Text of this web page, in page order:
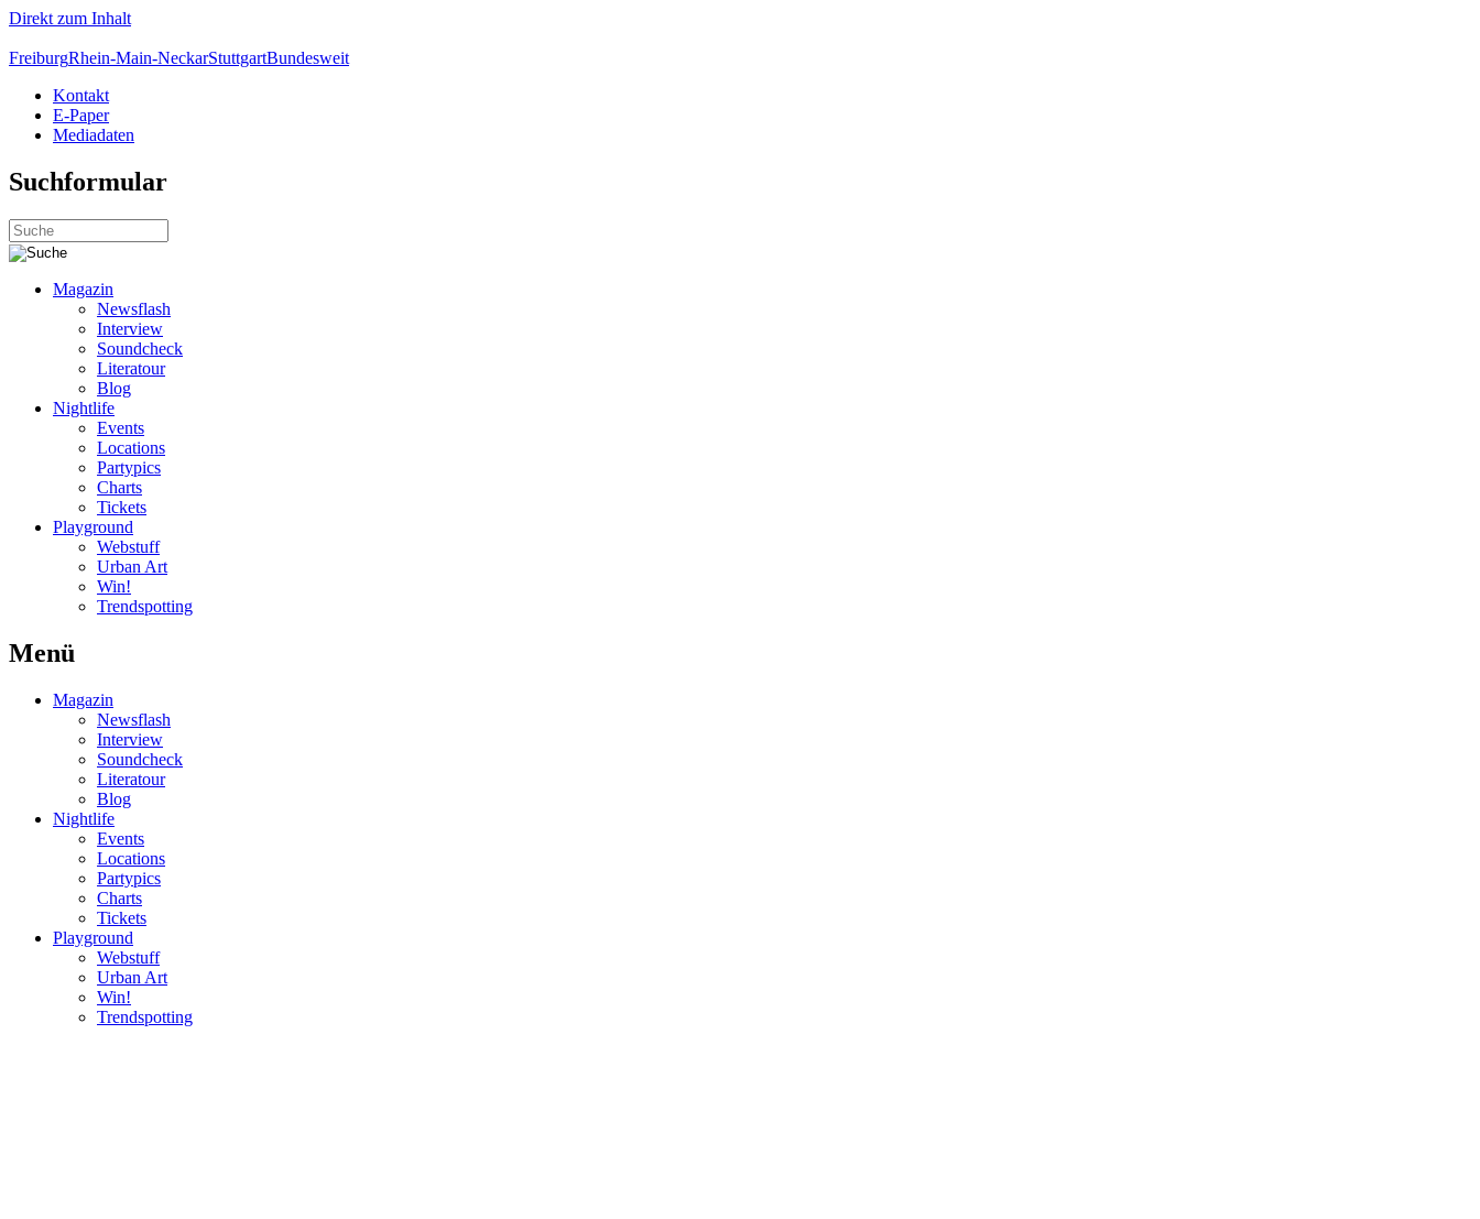
Direkt zum Inhalt
FreiburgRhein-Main-NeckarStuttgartBundesweit
Kontakt
E-Paper
Mediadaten
Suchformular
Magazin
Newsflash
Interview
Soundcheck
Literatour
Blog
Nightlife
Events
Locations
Partypics
Charts
Tickets
Playground
Webstuff
Urban Art
Win!
Trendspotting
Menü
Magazin
Newsflash
Interview
Soundcheck
Literatour
Blog
Nightlife
Events
Locations
Partypics
Charts
Tickets
Playground
Webstuff
Urban Art
Win!
Trendspotting